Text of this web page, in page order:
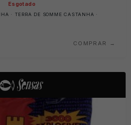
Esgotado
· TERRA DE SOMME CASTANHA ·
COMPRAR